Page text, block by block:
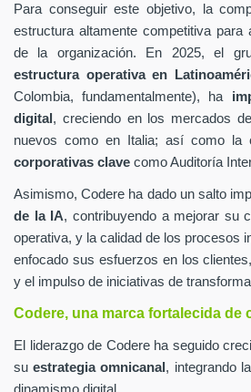
Para conseguir este objetivo, la
estructura altamente competitiva para
de la organización. En 2025, el
estructura operativa en
Colombia, fundamentalmente), ha
digital , creciendo en los mercados
nuevos como en Italia; así como la
corporativas clave como Auditoría
Asimismo, Codere ha dado un salto
de la IA, contribuyendo a mejorar su
operativa, y la calidad de los procesos
enfocado sus esfuerzos en los
y el impulso de iniciativas de
Codere, una marca fortalecida de
El liderazgo de Codere ha seguido
suestrategia omnicanal , integrando